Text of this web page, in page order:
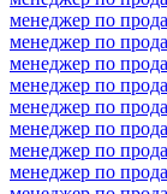
менеджер по
менеджер по
менеджер по
менеджер по
менеджер по
менеджер по
менеджер по
менеджер по